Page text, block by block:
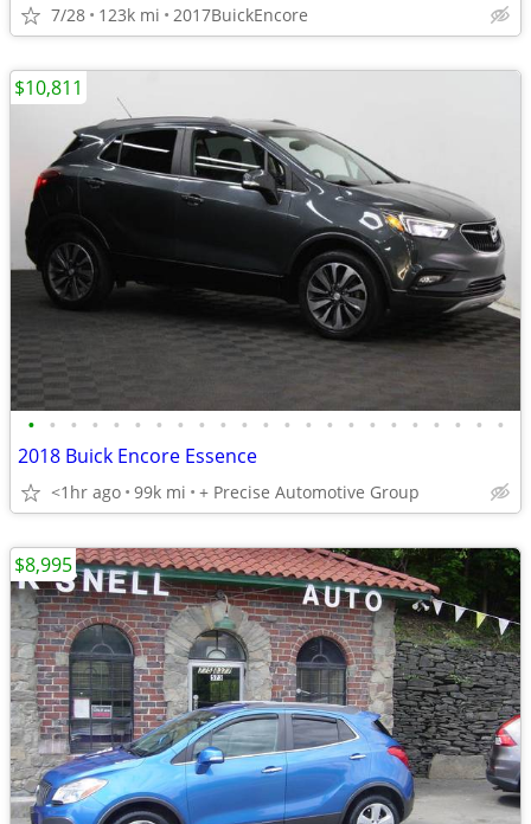
7/28 123k mi 2017BuickEncore
• • • • • • • • • • • • • • • • • • • • • • •
2018 Buick Encore Essence
<1hr ago 99k mi + Precise Automotive Group
$10,811
$8,995